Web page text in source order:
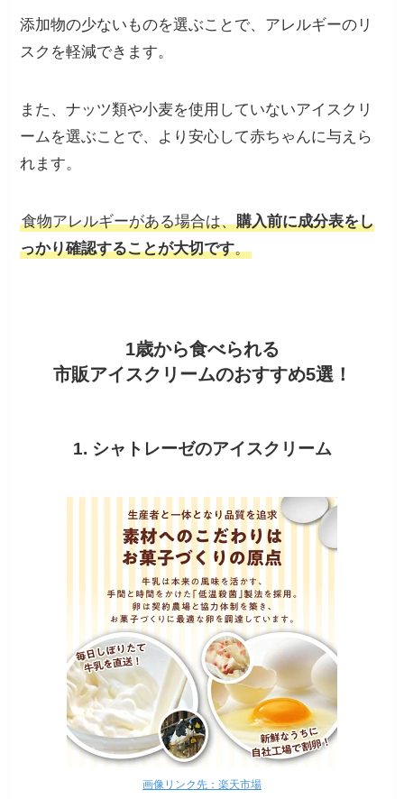
添加物の少ないものを選ぶことで、アレルギーのリ
スクを軽減できます。
また、ナッツ類や小麦を使用していないアイスクリ
ームを選ぶことで、より安心して赤ちゃんに与えら
れます。
食物アレルギーがある場合は、購入前に成分表をし
っかり確認することが大切です。
1歳から食べられる
市販アイスクリームのおすすめ5選！
1. シャトレーゼのアイスクリーム
画像リンク先：楽天市場